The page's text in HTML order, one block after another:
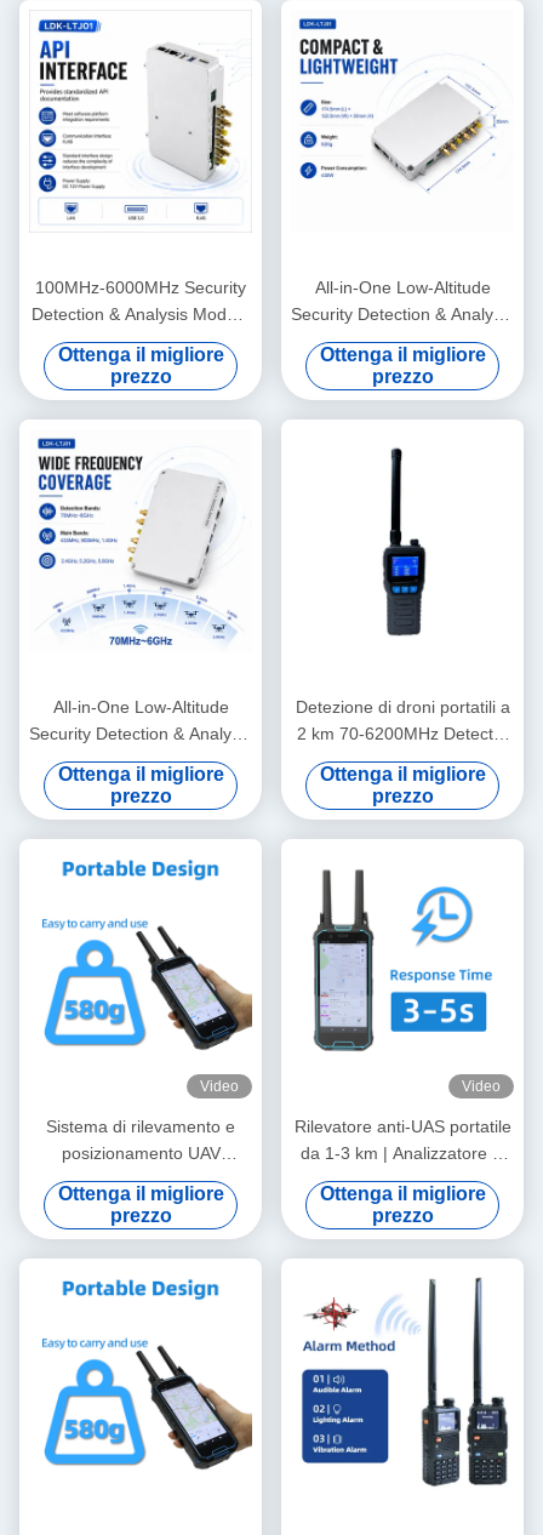
100MHz-6000MHz Security
Detection & Analysis Module
Passive Detection Integrated
RF Computing Unit Precise
Fingerprint ID for
DJI/AUTEL/DIY Open API &
Blacklist/Whitelist Logic
Integrated Module
Ottenga il migliore
prezzo
All-in-One Low-Altitude
Security Detection & Analysis
Module Passive Detection
Integrated RF Computing
Unit Precise Fingerprint ID
for DJI/AUTEL/DIY Open API
& Blacklist/Whitelist Logic for
Seamless S
Ottenga il migliore
prezzo
All-in-One Low-Altitude
Security Detection & Analysis
Module Passive Detection
Integrated RF Computing
Unit Precise Fingerprint ID
for DJI/AUTEL/DIY Open API
& Blacklist/Whitelist Logic for
Ottenga il migliore
prezzo
Detezione di droni portatili a
2 km 70-6200MHz Detector
di droni a doppia modalità
con allarme super precoce e
monitoraggio Ampia gamma
di modelli di rilevamento
Copertura completa della
banda di frequenza
Ottenga il migliore
prezzo
Video
Sistema di rilevamento e
posizionamento UAV
portatile: localizzatore di
droni a lungo raggio da 1-3
km con mappatura FPV,
tracciamento ID remoto e
doppio posizionamento
aeroporti, frontiere ed eventi
Ottenga il migliore
prezzo
Video
Rilevatore anti-UAS portatile
da 1-3 km | Analizzatore di
spettro full-band da 100 MHz
a 6 GHz con decodifica
video FPV, intercettazione
RID in tempo reale e
geolocalizzazione pilota per
operazioni di sicurezza
mobile
Ottenga il migliore
prezzo